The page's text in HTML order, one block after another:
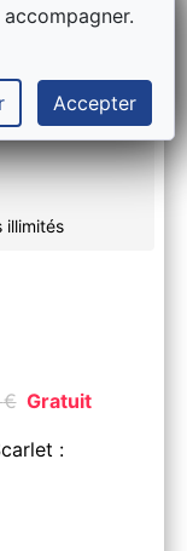
+ option
illimités
€ Gratuit
:
Accepter